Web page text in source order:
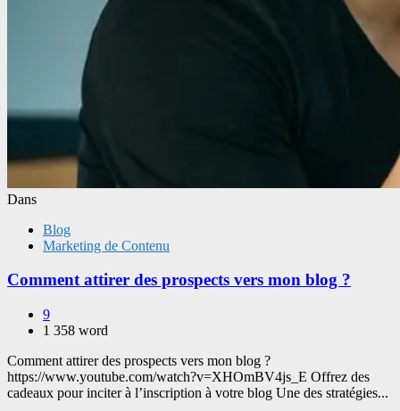
Dans
Blog
Marketing de Contenu
Comment attirer des prospects vers mon blog ?
9
1 358 word
Comment attirer des prospects vers mon blog ?
https://www.youtube.com/watch?v=XHOmBV4js_E Offrez des
cadeaux pour inciter à l’inscription à votre blog Une des stratégies...